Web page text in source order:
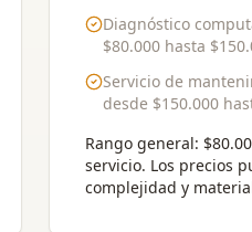
Diagnóstico
$80.000hasta
Servicio de
desde $150.000
Rango general:
servicio. Los precios
complejidad y